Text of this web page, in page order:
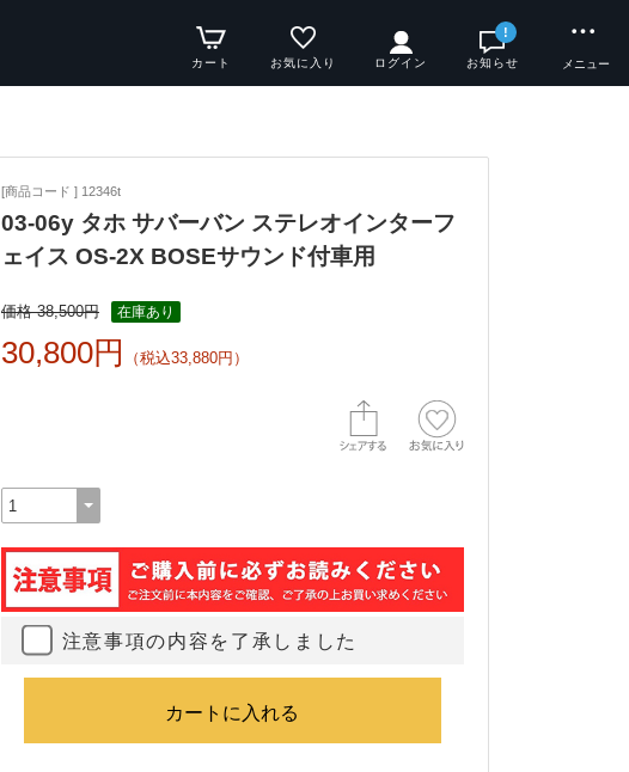
カート お気に入り ログイン
!
お知らせ メニュー
[商品コード ] 12346t
03-06y タホ サバーバン ステレオインターフ
ェイス OS-2X BOSEサウンド付車用
価格 38,500円 在庫あり
30,800円 （税込33,880円）
注意事項の内容を了承しました